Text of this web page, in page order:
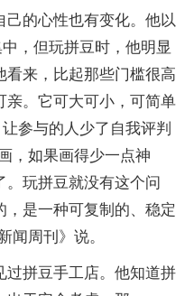
己的心性也有变化。他以
，但玩拼豆时，他明显
来，比起那些门槛很高
亲。它可大可小，可简单
参与的人少了自我评判
，如果画得少一点神
。玩拼豆就没有这个问
是一种可复制的、稳定
闻周刊》说。
过拼豆手工店。他知道拼